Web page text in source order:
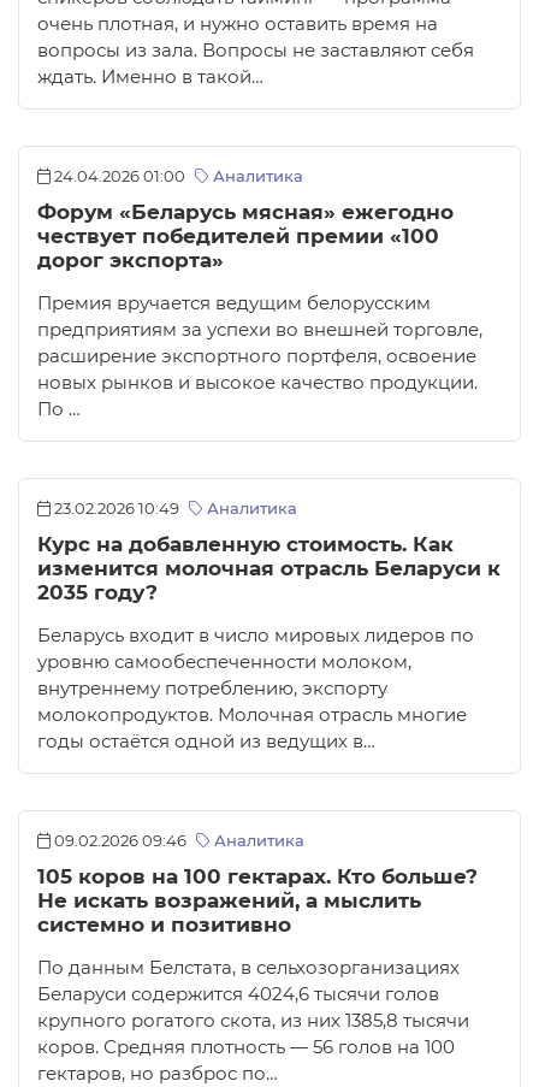
очень плотная, и нужно оставить время на
вопросы из зала. Вопросы не заставляют себя
ждать. Именно в такой…
24.04.2026 01:00 Аналитика
Форум «Беларусь мясная» ежегодно
чествует победителей премии «100
дорог экспорта»
Премия вручается ведущим белорусским
предприятиям за успехи во внешней торговле,
расширение экспортного портфеля, освоение
новых рынков и высокое качество продукции.
По …
23.02.2026 10:49 Аналитика
Курс на добавленную стоимость. Как
изменится молочная отрасль Беларуси к
2035 году?
Беларусь входит в число мировых лидеров по
уровню самообеспеченности молоком,
внутреннему потреблению, экспорту
молокопродуктов. Молочная отрасль многие
годы остаётся одной из ведущих в…
09.02.2026 09:46 Аналитика
105 коров на 100 гектарах. Кто больше?
Не искать возражений, а мыслить
системно и позитивно
По данным Белстата, в сельхозорганизациях
Беларуси содержится 4024,6 тысячи голов
крупного рогатого скота, из них 1385,8 тысячи
коров. Средняя плотность — 56 голов на 100
гектаров, но разброс по…